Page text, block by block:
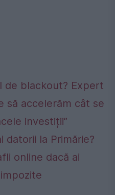
de blackout? Expert
să accelerăm cât se
investiții”
datorii la Primărie?
online dacă ai